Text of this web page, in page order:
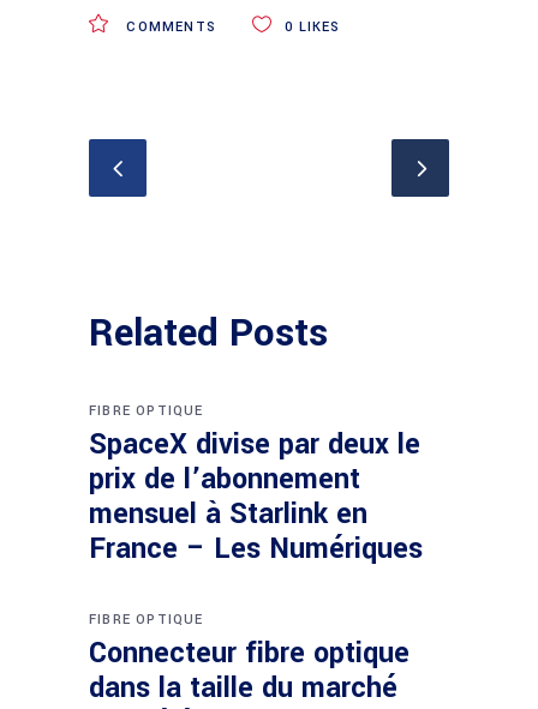
COMMENTS 0 LIKES
Related Posts
FIBRE OPTIQUE
SpaceX divise par deux le
prix de l’abonnement
mensuel à Starlink en
France – Les Numériques
FIBRE OPTIQUE
Connecteur fibre optique
dans la taille du marché